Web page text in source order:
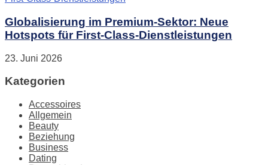
Globalisierung im Premium-Sektor: Neue
Hotspots für First-Class-Dienstleistungen
23. Juni 2026
Kategorien
Accessoires
Allgemein
Beauty
Beziehung
Business
Dating